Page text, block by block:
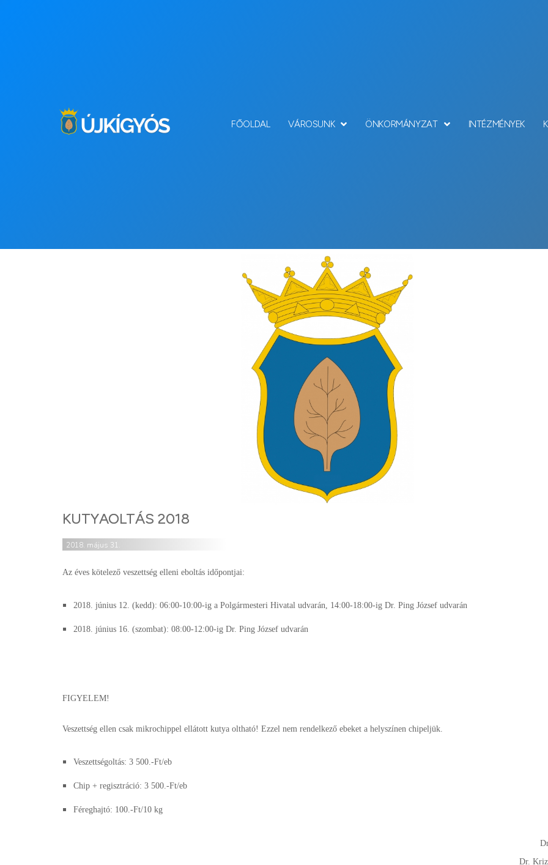
FŐOLDAL VÁROSUNK ÖNKORMÁNYZAT INTÉZMÉNYEK
KUTYAOLTÁS 2018
2018. május 31.
Az éves kötelező veszettség elleni eboltás időpontjai:
2018. június 12. (kedd): 06:00-10:00-ig a Polgármesteri Hivatal udvarán, 14:00-18:00-ig Dr. Ping József udvarán
2018. június 16. (szombat): 08:00-12:00-ig Dr. Ping József udvarán
FIGYELEM!
Veszettség ellen csak mikrochippel ellátott kutya oltható! Ezzel nem rendelkező ebeket a helyszínen chipeljük.
Veszettségoltás: 3 500.-Ft/eb
Chip + regisztráció: 3 500.-Ft/eb
Féreghajtó: 100.-Ft/10 kg
Dr.